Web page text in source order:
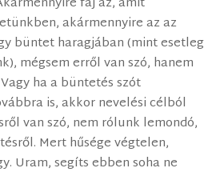
akármennyire az az
büntet haragjában (mint esetleg
mégsem erről van szó, hanem
ha a büntetés szót
is, akkor nevelési célból
van szó, nem rólunk lemondó,
Mert hűsége végtelen,
Uram, segíts ebben soha ne